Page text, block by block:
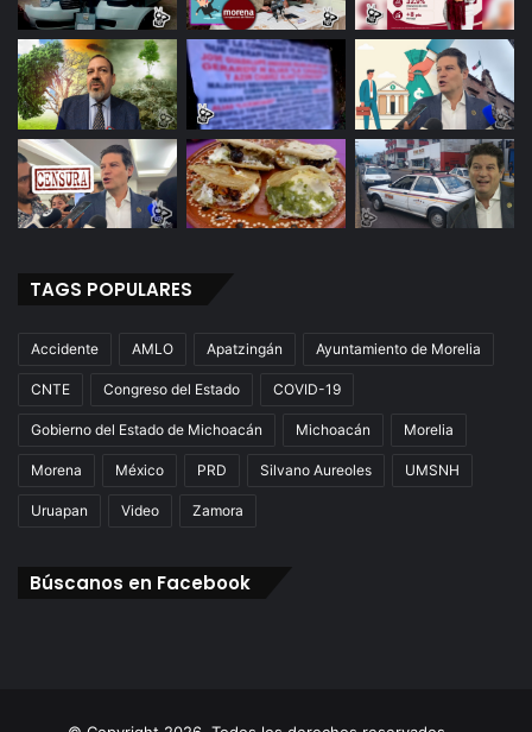
TAGS POPULARES
Accidente AMLO Apatzingán Ayuntamiento de Morelia
CNTE Congreso del Estado COVID-19
Gobierno del Estado de Michoacán Michoacán Morelia
Morena México PRD Silvano Aureoles UMSNH
Uruapan Video Zamora
Búscanos en Facebook